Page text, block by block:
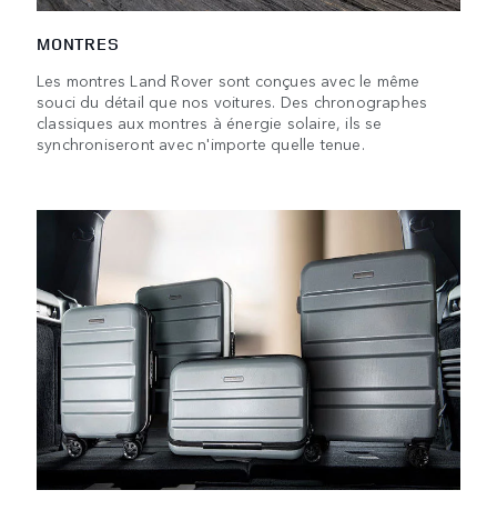
MONTRES
Les montres Land Rover sont conçues avec le même
souci du détail que nos voitures. Des chronographes
classiques aux montres à énergie solaire, ils se
synchroniseront avec n'importe quelle tenue.